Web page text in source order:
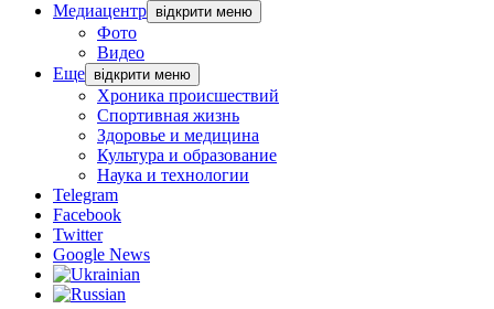
Медиацентр відкрити меню
Фото
Видео
Еще відкрити меню
Хроника происшествий
Спортивная жизнь
Здоровье и медицина
Культура и образование
Наука и технологии
Telegram
Facebook
Twitter
Google News